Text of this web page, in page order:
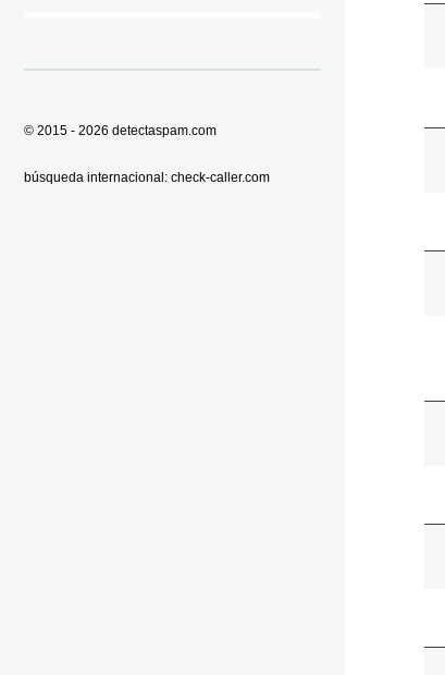
© 2015 - 2026 detectaspam.com
búsqueda internacional: check-caller.com